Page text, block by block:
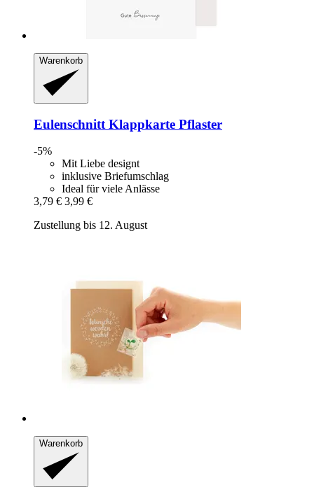
Warenkorb
Eulenschnitt Klappkarte Pflaster
-5%
Mit Liebe designt
inklusive Briefumschlag
Ideal für viele Anlässe
3,79 € 3,99 €
Zustellung bis 12. August
Warenkorb